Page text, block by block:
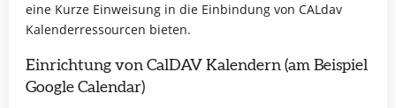
eine Kurze Einweisung in die Einbindung von CALdav
Kalenderressourcen bieten.
Einrichtung von CalDAV Kalendern (am Beispiel
Google Calendar)